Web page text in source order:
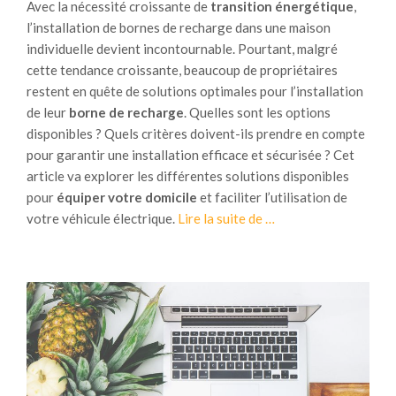
s
f
a
c
t
u
r
e
s
d
’
e
r
g
i
e
n
d
e
p
a
n
n
e
a
u
x
o
t
o
v
o
Avec la nécessité croissante de transition énergétique,
l’installation de bornes de recharge dans une maison
individuelle devient incontournable. Pourtant, malgré
cette tendance croissante, beaucoup de propriétaires
restent en quête de solutions optimales pour l’installation
de leur borne de recharge. Quelles sont les options
disponibles ? Quels critères doivent-ils prendre en compte
pour garantir une installation efficace et sécurisée ? Cet
article va explorer les différentes solutions disponibles
pour équiper votre domicile et faciliter l’utilisation de
votre véhicule électrique. Lire la suite de
p
o
s
I
…